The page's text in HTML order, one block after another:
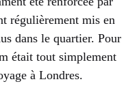
régulièrement mis en
dans le quartier. Pour
était tout simplement
à Londres.